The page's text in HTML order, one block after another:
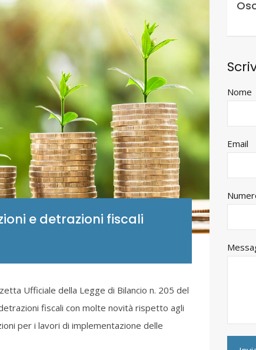
e detrazioni fiscali
Ufficiale della Legge di Bilancio n. 205 del
fiscali con molte novità rispetto agli
per i lavori di implementazione delle
Nome
Email